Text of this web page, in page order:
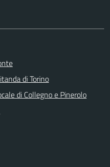
di Torino
di Collegno e Pinerolo